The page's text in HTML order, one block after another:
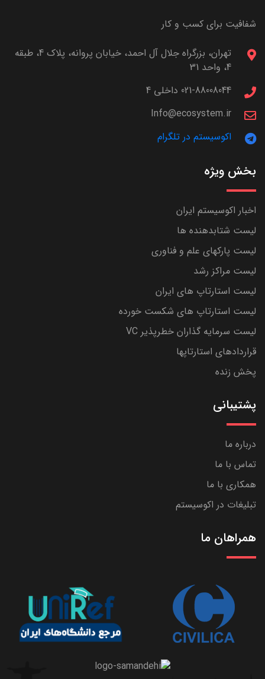
شفافیت برای کسب و کار
تهران، بزرگراه جلال آل احمد، خیابان پروانه، پلاک 4، طبقه
4، واحد 31
021-88008044 داخلی 4
Info@ecosystem.ir
اکوسیستم در تلگرام
بخش ویژه
اخبار اکوسیستم ایران
لیست شتابدهنده ها
لیست پارکهای علم و فناوری
لیست مراکز رشد
لیست استارتاپ های ایران
لیست استارتاپ های شکست خورده
لیست سرمایه گذاران خطرپذیر VC
قراردادهای استارتاپها
پخش زنده
پشتیبانی
درباره ما
تماس با ما
همکاری با ما
تبلیغات در اکوسیستم
همراهان ما